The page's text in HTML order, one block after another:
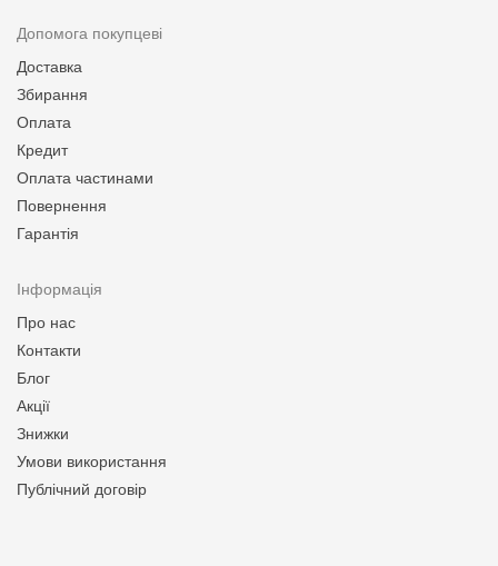
Допомога покупцеві
Доставка
Збирання
Оплата
Кредит
Оплата частинами
Повернення
Гарантія
Інформація
Про нас
Контакти
Блог
Акції
Знижки
Умови використання
Публічний договір